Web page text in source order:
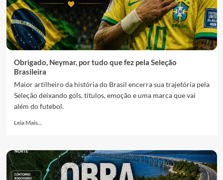
Obrigado, Neymar, por tudo que fez pela Seleção
Brasileira
Maior artilheiro da história do Brasil encerra sua trajetória pela
Seleção deixando gols, títulos, emoção e uma marca que vai
além do futebol.
Leia Mais...